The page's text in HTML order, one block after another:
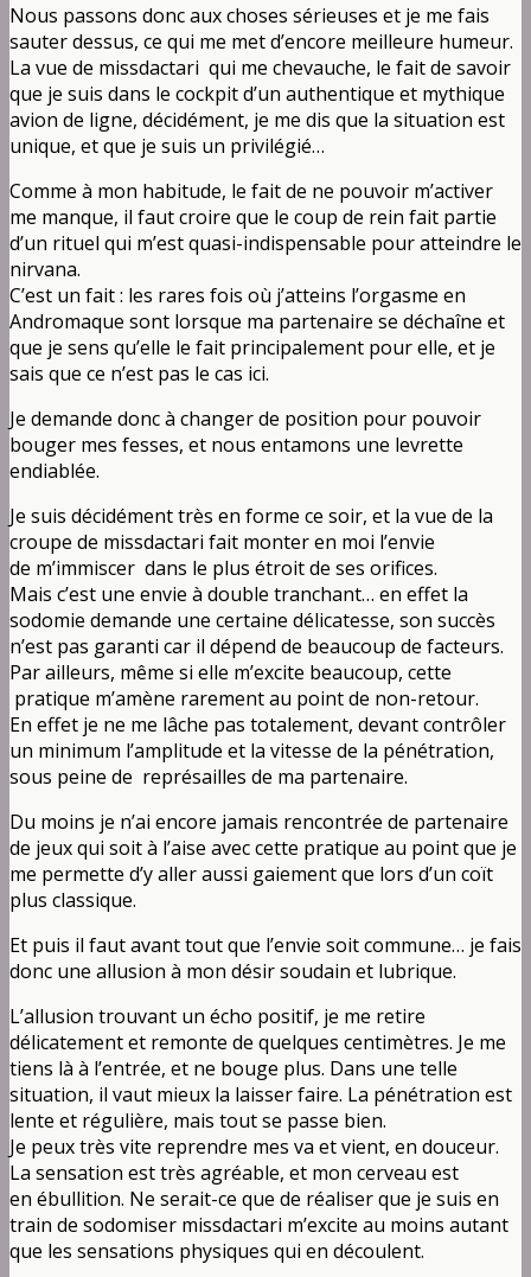
Nous passons donc aux choses sérieuses et je me fais
sauter dessus, ce qui me met d’encore meilleure humeur.
La vue de missdactari qui me chevauche, le fait de savoir
que je suis dans le cockpit d’un authentique et mythique
avion de ligne, décidément, je me dis que la situation est
unique, et que je suis un privilégié…
Comme à mon habitude, le fait de ne pouvoir m’activer
me manque, il faut croire que le coup de rein fait partie
d’un rituel qui m’est quasi-indispensable pour atteindre le
nirvana.
C’est un fait : les rares fois où j’atteins l’orgasme en
Andromaque sont lorsque ma partenaire se déchaîne et
que je sens qu’elle le fait principalement pour elle, et je
sais que ce n’est pas le cas ici.
Je demande donc à changer de position pour pouvoir
bouger mes fesses, et nous entamons une levrette
endiablée.
Je suis décidément très en forme ce soir, et la vue de la
croupe de missdactari fait monter en moi l’envie
de m’immiscer dans le plus étroit de ses orifices.
Mais c’est une envie à double tranchant… en effet la
sodomie demande une certaine délicatesse, son succès
n’est pas garanti car il dépend de beaucoup de facteurs.
Par ailleurs, même si elle m’excite beaucoup, cette
pratique m’amène rarement au point de non-retour.
En effet je ne me lâche pas totalement, devant contrôler
un minimum l’amplitude et la vitesse de la pénétration,
sous peine de représailles de ma partenaire.
Du moins je n’ai encore jamais rencontrée de partenaire
de jeux qui soit à l’aise avec cette pratique au point que je
me permette d’y aller aussi gaiement que lors d’un coït
plus classique.
Et puis il faut avant tout que l’envie soit commune… je fais
donc une allusion à mon désir soudain et lubrique.
L’allusion trouvant un écho positif, je me retire
délicatement et remonte de quelques centimètres. Je me
tiens là à l’entrée, et ne bouge plus. Dans une telle
situation, il vaut mieux la laisser faire. La pénétration est
lente et régulière, mais tout se passe bien.
Je peux très vite reprendre mes va et vient, en douceur.
La sensation est très agréable, et mon cerveau est
en ébullition. Ne serait-ce que de réaliser que je suis en
train de sodomiser missdactari m’excite au moins autant
que les sensations physiques qui en découlent.